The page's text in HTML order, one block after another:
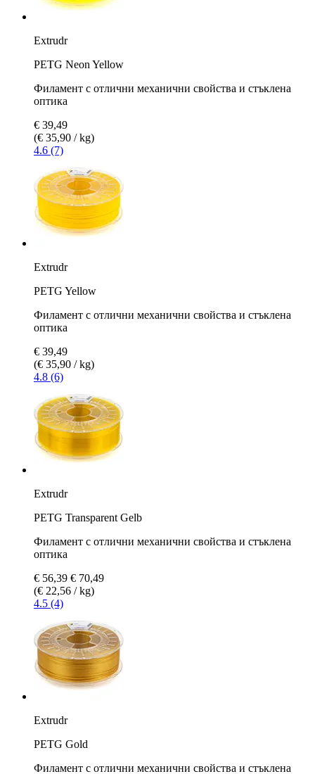
Extrudr
PETG Neon Yellow
Филамент с отлични механични свойства и стъклена
оптика
€ 39,49
(€ 35,90 / kg)
4.6 (7)
Extrudr
PETG Yellow
Филамент с отлични механични свойства и стъклена
оптика
€ 39,49
(€ 35,90 / kg)
4.8 (6)
Extrudr
PETG Transparent Gelb
Филамент с отлични механични свойства и стъклена
оптика
€ 56,39 € 70,49
(€ 22,56 / kg)
4.5 (4)
Extrudr
PETG Gold
Филамент с отлични механични свойства и стъклена